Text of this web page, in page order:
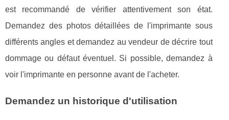
est recommandé de vérifier attentivement son état.
Demandez des photos détaillées de l'imprimante sous
différents angles et demandez au vendeur de décrire tout
dommage ou défaut éventuel. Si possible, demandez à
voir l'imprimante en personne avant de l'acheter.
Demandez un historique d'utilisation